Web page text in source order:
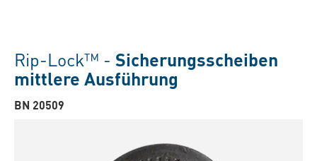
Rip-Lock™ - Sicherungsscheiben
mittlere Ausführung
BN 20509